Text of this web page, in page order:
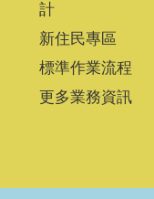
計
新住民專區
標準作業流程
更多業務資訊